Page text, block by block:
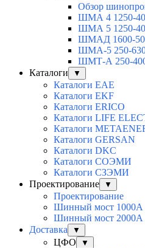
Обзор
ШМА 4 1250-
ШМА 5 1250-
ШМАД 1600-
ШМА-5 250-
ШМТ-А 250-
Каталоги
▼
Каталоги EAE
Каталоги EKF
Каталоги ERICO
Каталоги LIFE
Каталоги
Каталоги GERSAN
Каталоги DKC
Каталоги СОЭМИ
Каталоги СЗЭМИ
Проектирование
▼
Проектирование
Шинный мост 1000А
Шинный мост 2000А
Доставка
▼
ЦФО ▼